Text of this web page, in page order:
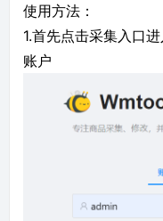
使用方法：
1.首先点击采集入口
账户